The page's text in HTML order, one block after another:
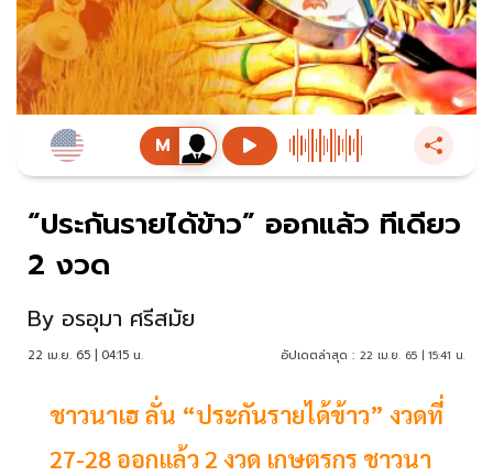
“ประกันรายได้ข้าว” ออกแล้ว ทีเดียว
2 งวด
By อรอุมา ศรีสมัย
22 เม.ย. 65 | 04:15 น. อัปเดตล่าสุด : 22 เม.ย. 65 | 15:41 น.
ชาวนาเฮ ลั่น “ประกันรายได้ข้าว” งวดที่
27-28 ออกแล้ว 2 งวด เกษตรกร ชาวนา